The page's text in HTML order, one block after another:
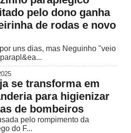
pelo dono ganha
de rodas e novo
uns dias, mas Neguinho "veio
se transforma em
para higienizar
de bombeiros
pelo rompimento da
do F...